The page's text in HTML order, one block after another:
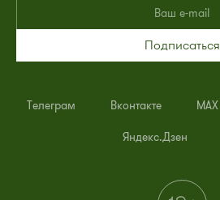
Подписаться
Телеграм Вконтакте MAX
Яндекс.Дзен